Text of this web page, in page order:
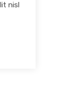
nisl